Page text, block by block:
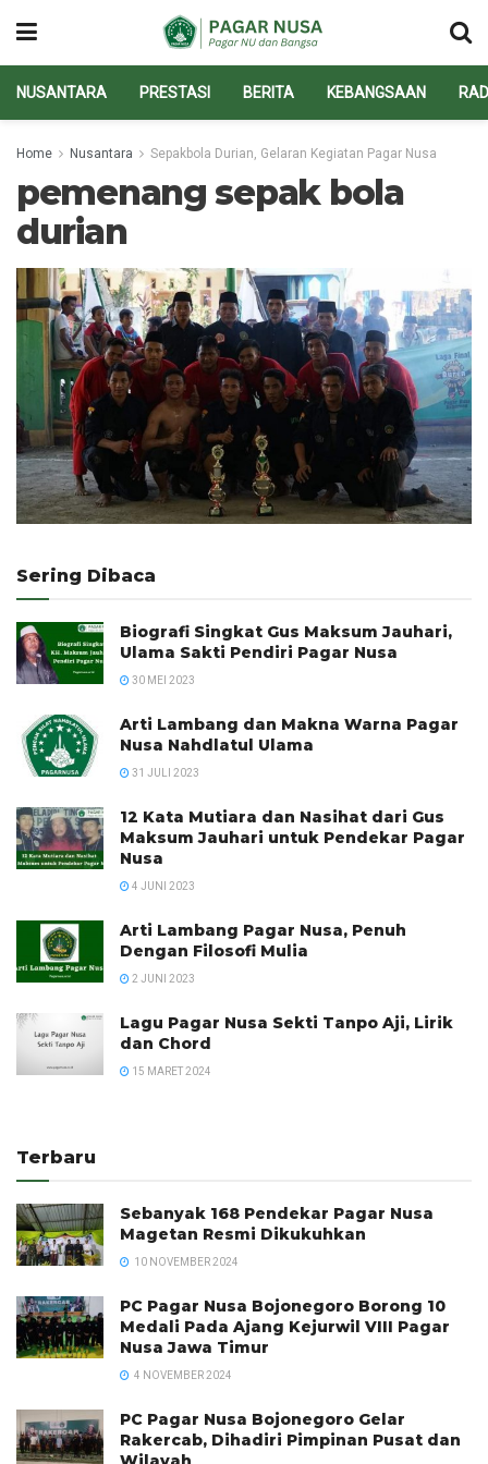
NUSANTARA PRESTASI BERITA KEBANGSAAN
Home Nusantara Sepakbola Durian, Gelaran Kegiatan Pagar Nusa
pemenang sepak bola
durian
Sering Dibaca
Biografi Singkat Gus Maksum Jauhari,
Ulama Sakti Pendiri Pagar Nusa
30 MEI 2023
Arti Lambang dan Makna Warna Pagar
Nusa Nahdlatul Ulama
31 JULI 2023
12 Kata Mutiara dan Nasihat dari Gus
Maksum Jauhari untuk Pendekar Pagar
Nusa
4 JUNI 2023
Arti Lambang Pagar Nusa, Penuh
Dengan Filosofi Mulia
2 JUNI 2023
Lagu Pagar Nusa Sekti Tanpo Aji, Lirik
dan Chord
15 MARET 2024
Terbaru
Sebanyak 168 Pendekar Pagar Nusa
Magetan Resmi Dikukuhkan
10 NOVEMBER 2024
PC Pagar Nusa Bojonegoro Borong 10
Medali Pada Ajang Kejurwil VIII Pagar
Nusa Jawa Timur
4 NOVEMBER 2024
PC Pagar Nusa Bojonegoro Gelar
Rakercab, Dihadiri Pimpinan Pusat dan